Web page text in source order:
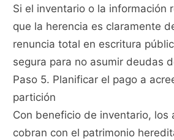
Si el inventario o la información
que la herencia es claramente
renuncia total en escritura
segura para no asumir deudas
Paso 5. Planificar el pago a
partición
Con beneficio de inventario, los
cobran con el patrimonio